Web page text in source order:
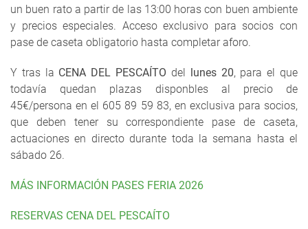
un buen rato a partir de las 13:00 horas con buen ambiente
y precios especiales. Acceso exclusivo para socios con
pase de caseta obligatorio hasta completar aforo.
Y tras la CENA DEL PESCAÍTO del lunes 20, para el que
todavía quedan plazas disponbles al precio de
45€/persona en el 605 89 59 83, en exclusiva para socios,
que deben tener su correspondiente pase de caseta,
actuaciones en directo durante toda la semana hasta el
sábado 26.
MÁS INFORMACIÓN PASES FERIA 2026
RESERVAS CENA DEL PESCAÍTO